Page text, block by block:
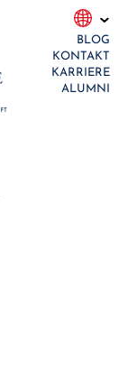
BLOG
KONTAKT
KARRIERE
ALUMNI